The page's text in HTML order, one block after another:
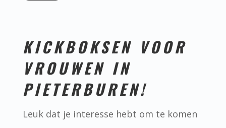
KICKBOKSEN VOOR
VROUWEN IN
PIETERBUREN!
Leuk dat je interesse hebt om te komen